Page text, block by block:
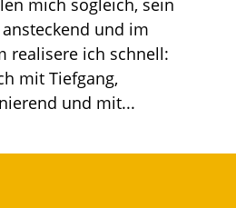
mich sogleich, sein
und im
realisere ich schnell:
mit Tiefgang,
und mit...